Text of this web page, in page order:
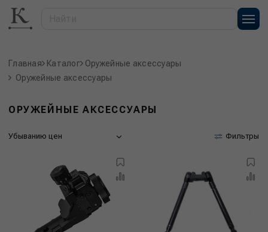
Главная Каталог Оружейные аксессуары
Оружейные аксессуары
ОРУЖЕЙНЫЕ АКСЕССУАРЫ
Убыванию цен Фильтры